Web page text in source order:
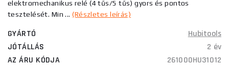
elektromechanikus relé (4 tűs/5 tűs) gyors és pontos
tesztelését. Min ...(Részletes leírás)
GYÁRTÓ
Hubitools
JÓTÁLLÁS
2 év
AZ ÁRU KÓDJA
261000HU31012